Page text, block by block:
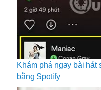
Khám phá ngay bài hát
bằng Spotify